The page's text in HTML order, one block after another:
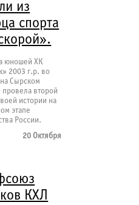
из
спорта
юношей ХК
2003 г.р. во
Сырском
провела второй
истории на
этапе
России.
20 Октября
КХЛ